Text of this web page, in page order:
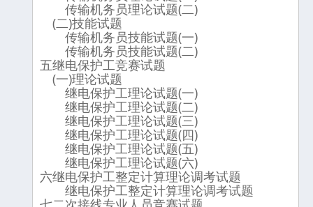
传输机务员理论试题(二)
(二)技能试题
传输机务员技能试题(一)
传输机务员技能试题(二)
五继电保护工竞赛试题
(一)理论试题
继电保护工理论试题(一)
继电保护工理论试题(二)
继电保护工理论试题(三)
继电保护工理论试题(四)
继电保护工理论试题(五)
继电保护工理论试题(六)
六继电保护工整定计算理论调考试题
继电保护工整定计算理论调考试题